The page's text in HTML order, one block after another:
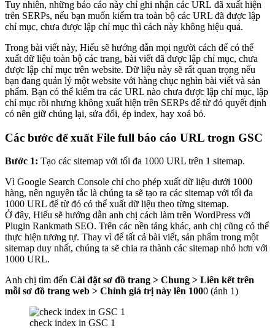
Tuy nhiên, những báo cáo này chỉ ghi nhận các URL đã xuất hiện
trên SERPs, nếu bạn muốn kiểm tra toàn bộ các URL đã được lập
chỉ mục, chưa được lập chỉ mục thì cách này không hiệu quả.
Trong bài viết này, Hiếu sẽ hướng dẫn mọi người cách để có thể
xuất dữ liệu toàn bộ các trang, bài viết đã được lập chỉ mục, chưa
được lập chỉ mục trên website. Dữ liệu này sẽ rất quan trọng nếu
bạn đang quản lý một website với hàng chục nghìn bài viết và sản
phẩm. Bạn có thể kiểm tra các URL nào chưa được lập chỉ mục, lập
chỉ mục rồi nhưng không xuất hiện trên SERPs để từ đó quyết định
có nên giữ chúng lại, sửa đổi, ép index, hay xoá bỏ.
Các bước để xuất File full báo cáo URL trogn GSC
Bước 1: Tạo các sitemap với tối đa 1000 URL trên 1 sitemap.
Vì Google Search Console chỉ cho phép xuất dữ liệu dưới 1000
hàng, nên nguyên tắc là chúng ta sẽ tạo ra các sitemap với tối đa
1000 URL để từ đó có thể xuất dữ liệu theo từng sitemap.
Ở đây, Hiếu sẽ hướng dẫn anh chị cách làm trên WordPress với
Plugin Rankmath SEO. Trên các nền tảng khác, anh chị cũng có thể
thực hiện tương tự. Thay vì để tất cả bài viết, sản phẩm trong một
sitemap duy nhất, chúng ta sẽ chia ra thành các sitemap nhỏ hơn với
1000 URL.
Anh chị tìm đến Cài đặt sơ đồ trang > Chung > Liên kết trên
mỗi sơ đồ trang web > Chỉnh giá trị này lên 1000 (ảnh 1)
check index in GSC 1